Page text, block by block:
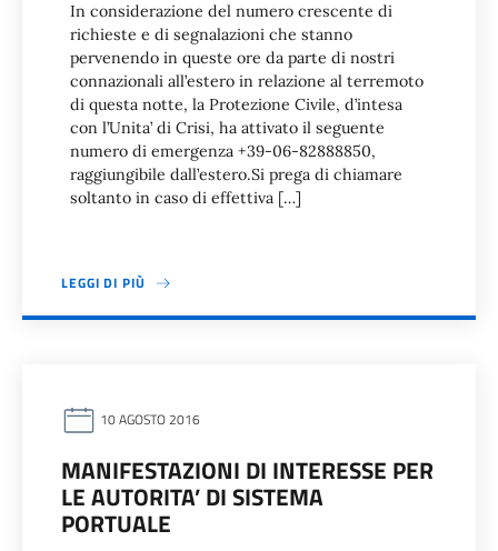
In considerazione del numero crescente di
richieste e di segnalazioni che stanno
pervenendo in queste ore da parte di nostri
connazionali all’estero in relazione al terremoto
di questa notte, la Protezione Civile, d’intesa
con l’Unita’ di Crisi, ha attivato il seguente
numero di emergenza +39-06-82888850,
raggiungibile dall’estero.Si prega di chiamare
soltanto in caso di effettiva […]
LEGGI DI PIÙ
10 AGOSTO 2016
MANIFESTAZIONI DI INTERESSE PER
LE AUTORITA’ DI SISTEMA
PORTUALE